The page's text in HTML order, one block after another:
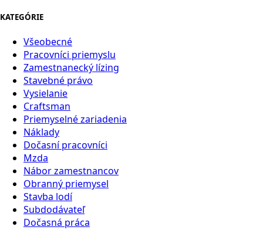
KATEGÓRIE
Všeobecné
Pracovníci priemyslu
Zamestnanecký lízing
Stavebné právo
Vysielanie
Craftsman
Priemyselné zariadenia
Náklady
Dočasní pracovníci
Mzda
Nábor zamestnancov
Obranný priemysel
Stavba lodí
Subdodávateľ
Dočasná práca